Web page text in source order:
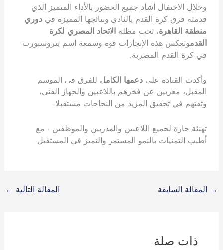
وخلال الاحتفال أشاد جميع الحضور بالأداء المتميز الذي
قدمته فرق كرة القدم بالنادي ونتائجها المميزة في دوري
منطقة القاهرة، تحت مظلة الاتحاد المصري لكرة
القدموتعكس هذه الإنجازات قوة وسمعة اسم بتروسبورت
في كرة القدم المصرية.
وأكدت القيادة على دعمها الكامل للفرق في الموسم
المقبل، معربين عن فخرهم باللاعبين والجهاز الفني،
وثقتهم في تحقيق المزيد من النجاحات مستقبلا.
تهنئة حارة لجميع اللاعبين والمدربين والموظفين - مع
أطيب التمنيات بالنمو المستمر والتميز في المستقبل.
→ المقالة السابقة المقالة التالية ←
ذات صلة